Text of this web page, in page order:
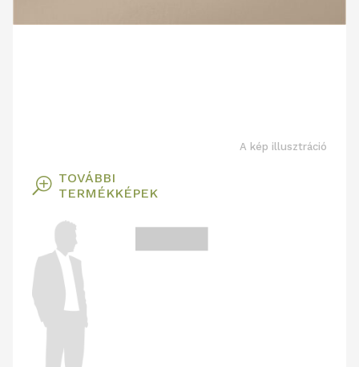
A kép illusztráció
T TOVÁBBI
TERMÉKKÉPEK